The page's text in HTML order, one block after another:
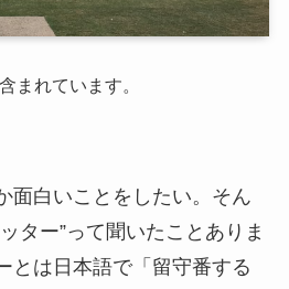
まれています。
面白いことをしたい。そん
ター”って聞いたことありま
とは日本語で「留守番する